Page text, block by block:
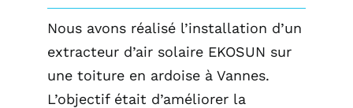
Nous avons réalisé l’installation d’un
extracteur d’air solaire EKOSUN sur
une toiture en ardoise à Vannes.
L’objectif était d’améliorer la